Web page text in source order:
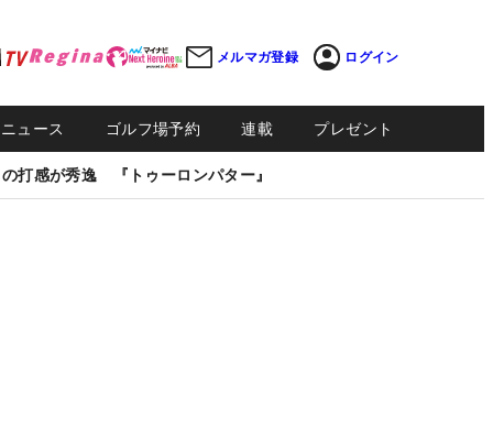
メルマガ登録 ログイン
ュース ゴルフ場予約 連載 プレゼント
打感が秀逸 『トゥーロンパター』